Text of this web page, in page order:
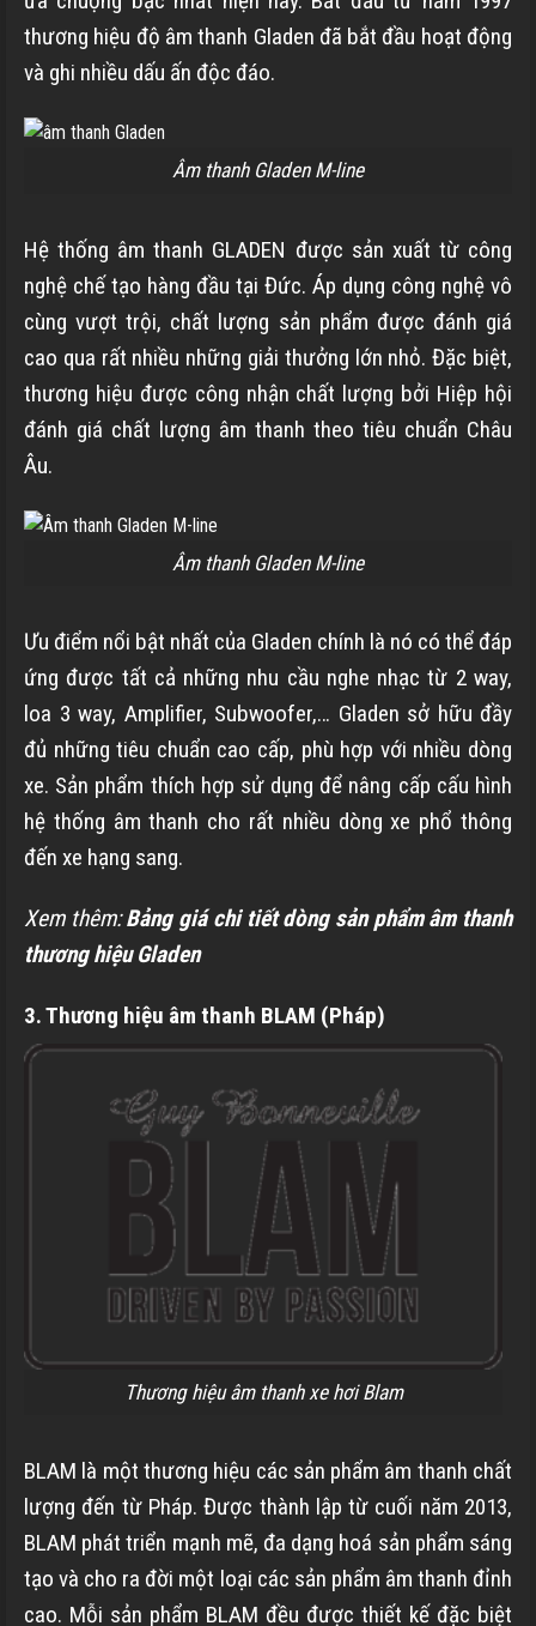
thương hiệu độ âm thanh Gladen đã bắt đầu hoạt động
và ghi nhiều dấu ấn độc đáo.
Âm thanh Gladen M-line
Hệ thống âm thanh GLADEN được sản xuất từ công
nghệ chế tạo hàng đầu tại Đức. Áp dụng công nghệ vô
cùng vượt trội, chất lượng sản phẩm được đánh giá
cao qua rất nhiều những giải thưởng lớn nhỏ. Đặc biệt,
thương hiệu được công nhận chất lượng bởi Hiệp hội
đánh giá chất lượng âm thanh theo tiêu chuẩn Châu
Âu.
Âm thanh Gladen M-line
Ưu điểm nổi bật nhất của Gladen chính là nó có thể đáp
ứng được tất cả những nhu cầu nghe nhạc từ 2 way,
loa 3 way, Amplifier, Subwoofer,… Gladen sở hữu đầy
đủ những tiêu chuẩn cao cấp, phù hợp với nhiều dòng
xe. Sản phẩm thích hợp sử dụng để nâng cấp cấu hình
hệ thống âm thanh cho rất nhiều dòng xe phổ thông
đến xe hạng sang.
Xem thêm:Bảng giá chi tiết dòng sản phẩm âm thanh
thương hiệu Gladen
3. Thương hiệu âm thanh BLAM (Pháp)
Thương hiệu âm thanh xe hơi Blam
BLAM là một thương hiệu các sản phẩm âm thanh chất
lượng đến từ Pháp. Được thành lập từ cuối năm 2013,
BLAM phát triển mạnh mẽ, đa dạng hoá sản phẩm sáng
tạo và cho ra đời một loại các sản phẩm âm thanh đỉnh
cao. Mỗi sản phẩm BLAM đều được thiết kế đặc biệt